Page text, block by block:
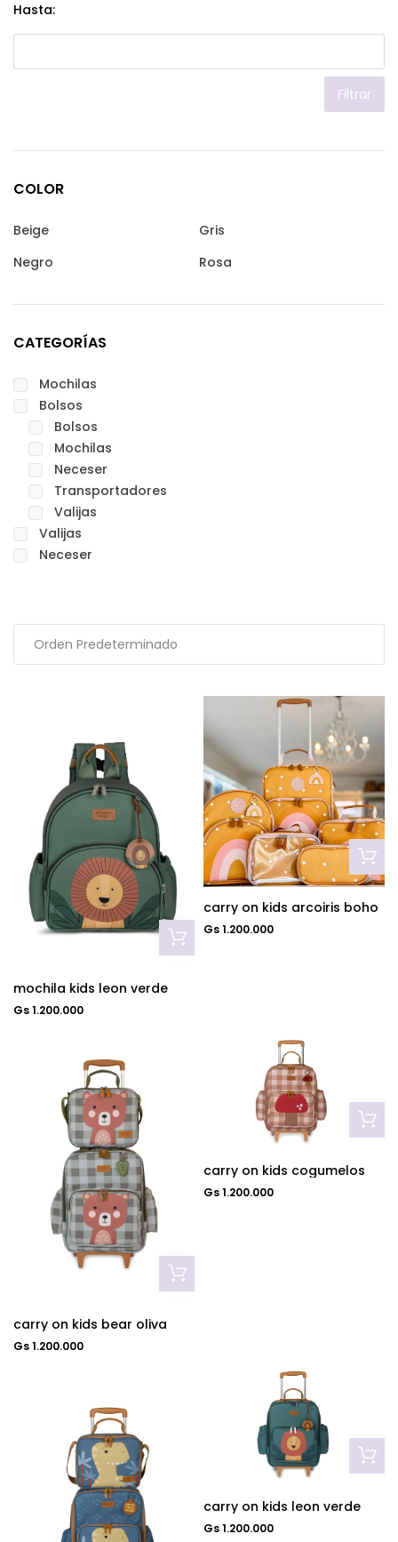
Hasta:
Filtrar
COLOR
Beige
Gris
Negro
Rosa
CATEGORÍAS
Mochilas
Bolsos
Bolsos
Mochilas
Neceser
Transportadores
Valijas
Valijas
Neceser
mochila kids leon verde
Gs 1.200.000
carry on kids arcoiris boho
Gs 1.200.000
carry on kids bear oliva
Gs 1.200.000
carry on kids cogumelos
Gs 1.200.000
carry on kids leon verde
Gs 1.200.000